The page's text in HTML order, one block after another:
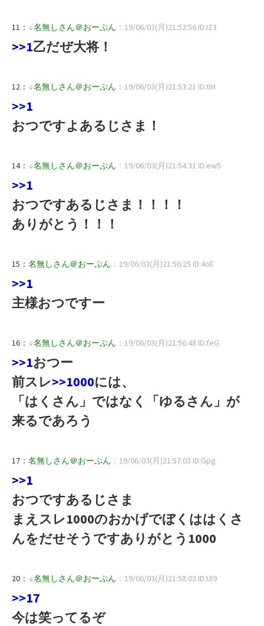
11： ↓名無しさん＠おーぷん ：19/06/03(月)21:52:56 ID:IZ3
>>1乙だぜ大将！
12： ↓名無しさん＠おーぷん ：19/06/03(月)21:53:21 ID:tIH
>>1
おつですよあるじさま！
14： ↓名無しさん＠おーぷん ：19/06/03(月)21:54:31 ID:ew5
>>1
おつですあるじさま！！！！
ありがとう！！！
15： 名無しさん＠おーぷん ：19/06/03(月)21:56:25 ID:4oE
>>1
主様おつですー
16： ↓名無しさん＠おーぷん ：19/06/03(月)21:56:48 ID:feG
>>1おつー
前スレ>>1000には、
「はくさん」ではなく「ゆるさん」が
来るであろう
17： 名無しさん＠おーぷん ：19/06/03(月)21:57:03 ID:Gpg
>>1
おつですあるじさま
まえスレ1000のおかげでぼくははくさ
んをだせそうですありがとう1000
20： ↓名無しさん＠おーぷん ：19/06/03(月)21:58:02 ID:Ul9
>>17
今は笑ってるぞ